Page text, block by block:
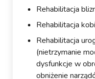
Rehabilitacja
Rehabilitacja
Rehabilitacja
(nietrzymanie
dysfunkcje w
obniżenie